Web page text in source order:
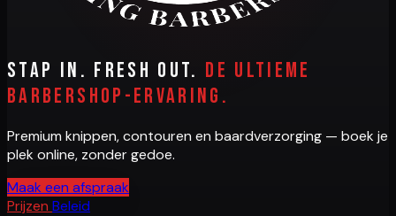
Stap in. Fresh out. De ultieme
barbershop-ervaring.
Premium knippen, contouren en baardverzorging — boek je
plek online, zonder gedoe.
Maak een afspraak
Prijzen Beleid